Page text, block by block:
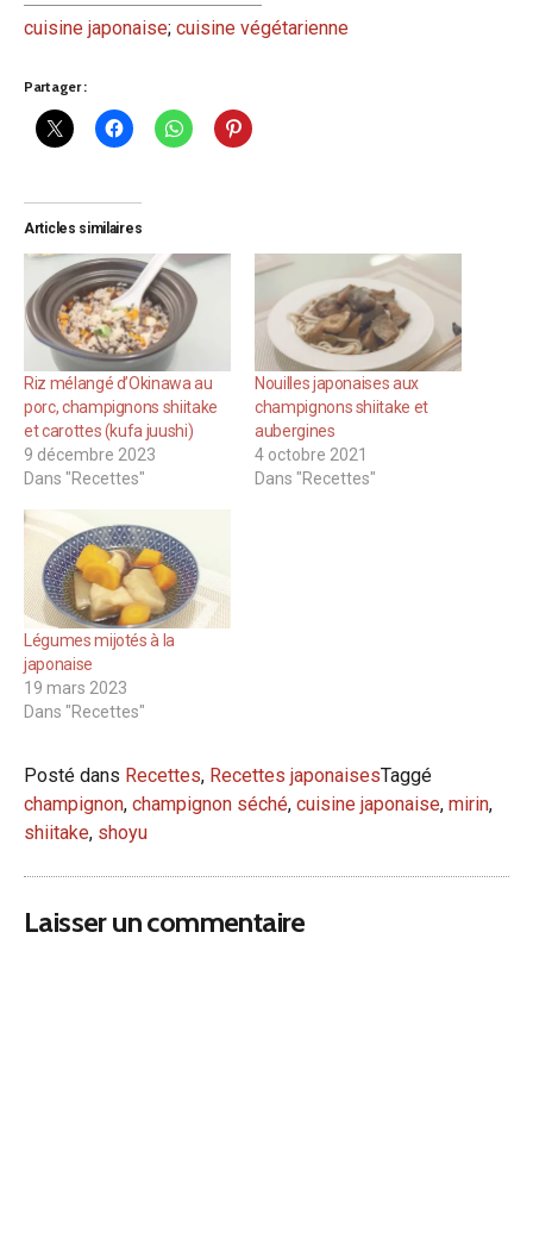
cuisine japonaise; cuisine végétarienne
Partager :
Articles similaires
Riz mélangé d’Okinawa au
porc, champignons shiitake
et carottes (kufa juushi)
9 décembre 2023
Dans "Recettes"
Nouilles japonaises aux
champignons shiitake et
aubergines
4 octobre 2021
Dans "Recettes"
Légumes mijotés à la
japonaise
19 mars 2023
Dans "Recettes"
Posté dans Recettes, Recettes japonaisesTaggé
champignon, champignon séché, cuisine japonaise, mirin,
shiitake, shoyu
Laisser un commentaire